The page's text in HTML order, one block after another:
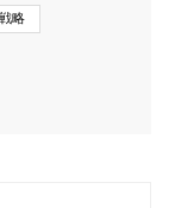
略